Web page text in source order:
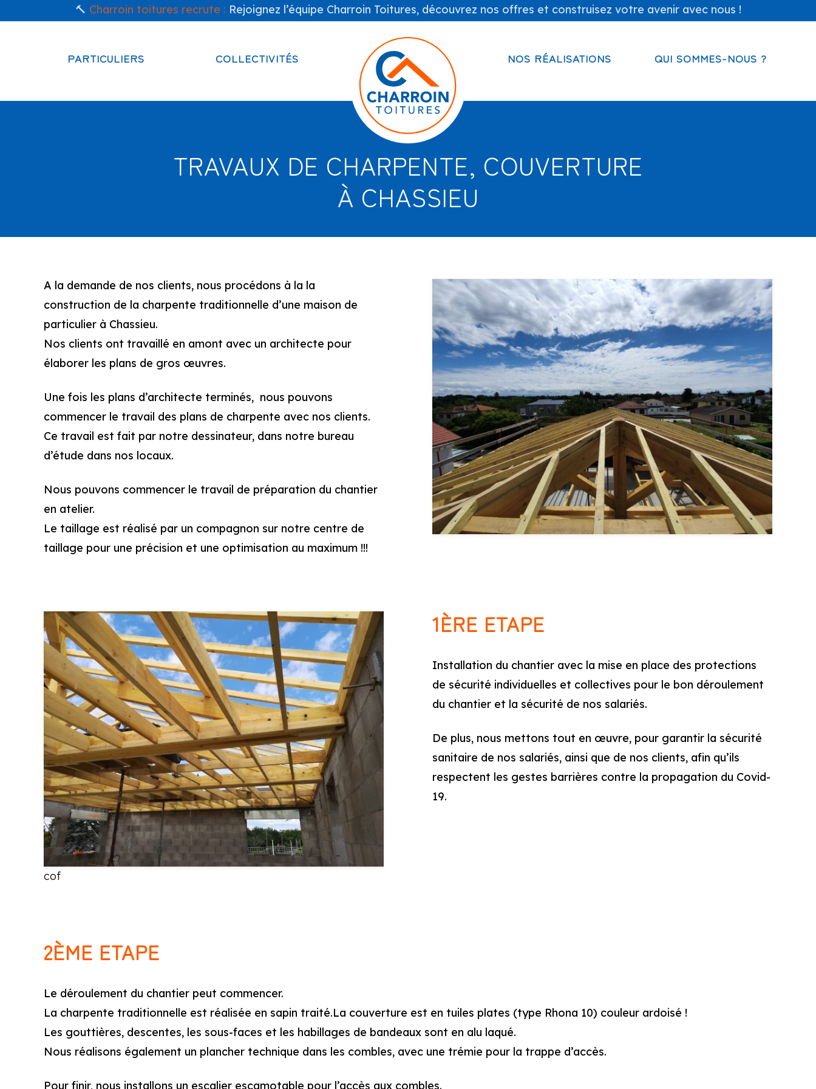
🔨 Charroin toitures recrute : Rejoignez l’équipe Charroin Toitures, découvrez nos offres et construisez votre avenir avec nous !
PARTICULIERS COLLECTIVITÉS NOS RÉALISATIONS QUI SOMMES-NOUS ?
TRAVAUX DE CHARPENTE, COUVERTURE
À CHASSIEU
A la demande de nos clients, nous procédons à la la
construction de la charpente traditionnelle d’une maison de
particulier à Chassieu.
Nos clients ont travaillé en amont avec un architecte pour
élaborer les plans de gros œuvres.
Une fois les plans d’architecte terminés, nous pouvons
commencer le travail des plans de charpente avec nos clients.
Ce travail est fait par notre dessinateur, dans notre bureau
d’étude dans nos locaux.
Nous pouvons commencer le travail de préparation du chantier
en atelier.
Le taillage est réalisé par un compagnon sur notre centre de
taillage pour une précision et une optimisation au maximum !!!
cof
1ÈRE ETAPE
Installation du chantier avec la mise en place des protections
de sécurité individuelles et collectives pour le bon déroulement
du chantier et la sécurité de nos salariés.
De plus, nous mettons tout en œuvre, pour garantir la sécurité
sanitaire de nos salariés, ainsi que de nos clients, afin qu’ils
respectent les gestes barrières contre la propagation du Covid-
19.
2ÈME ETAPE
Le déroulement du chantier peut commencer.
La charpente traditionnelle est réalisée en sapin traité.La couverture est en tuiles plates (type Rhona 10) couleur ardoisé !
Les gouttières, descentes, les sous-faces et les habillages de bandeaux sont en alu laqué.
Nous réalisons également un plancher technique dans les combles, avec une trémie pour la trappe d’accès.
Pour finir, nous installons un escalier escamotable pour l’accès aux combles.